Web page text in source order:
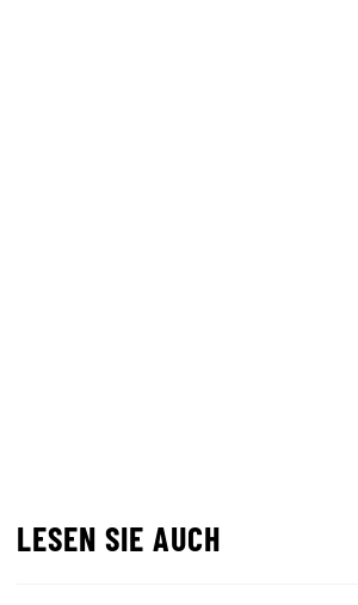
LESEN SIE AUCH